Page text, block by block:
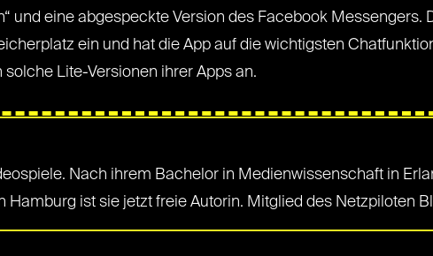
und eine abgespeckte Version des Facebook
ein und hat die App auf die wichtigsten
solche Lite-Versionen ihrer Apps an.
Nach ihrem Bachelor in Medienwissenschaft in
Hamburg ist sie jetzt freie Autorin. Mitglied des Netzpiloten